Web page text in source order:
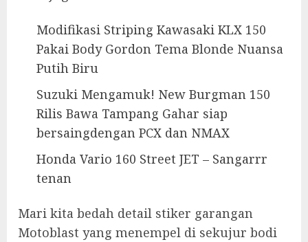
Modifikasi Striping Kawasaki KLX 150
Pakai Body Gordon Tema Blonde Nuansa
Putih Biru
Suzuki Mengamuk! New Burgman 150
Rilis Bawa Tampang Gahar siap
bersaingdengan PCX dan NMAX
Honda Vario 160 Street JET – Sangarrr
tenan
Mari kita bedah detail stiker garangan
Motoblast yang menempel di sekujur bodi